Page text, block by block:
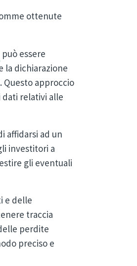
ottenute
può essere
la dichiarazione
approccio
dati relativi alle
affidarsi ad un
investitori a
gli eventuali
e delle
traccia
perdite
preciso e